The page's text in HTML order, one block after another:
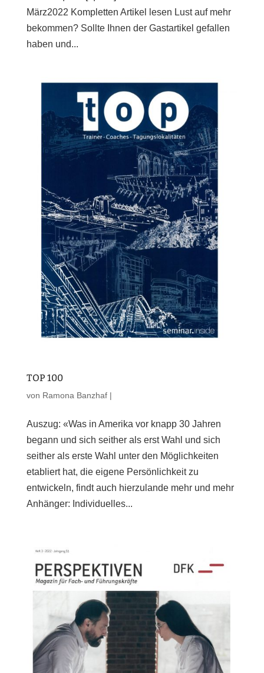
März2022 Kompletten Artikel lesen Lust auf mehr
bekommen? Sollte Ihnen der Gastartikel gefallen
haben und...
TOP 100
von Ramona Banzhaf|
Auszug: «Was in Amerika vor knapp 30 Jahren
begann und sich seither als erst Wahl und sich
seither als erste Wahl unter den Möglichkeiten
etabliert hat, die eigene Persönlichkeit zu
entwickeln, findt auch hierzulande mehr und mehr
Anhänger: Individuelles...